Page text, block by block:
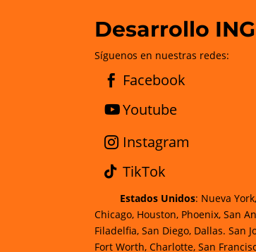
Desarrollo ING
Síguenos en nuestras redes:
Facebook
Youtube
Instagram
TikTok
Estados Unidos: Nueva
Chicago, Houston, Phoenix, San
Filadelfia, San Diego, Dallas. San
Fort Worth, Charlotte, San